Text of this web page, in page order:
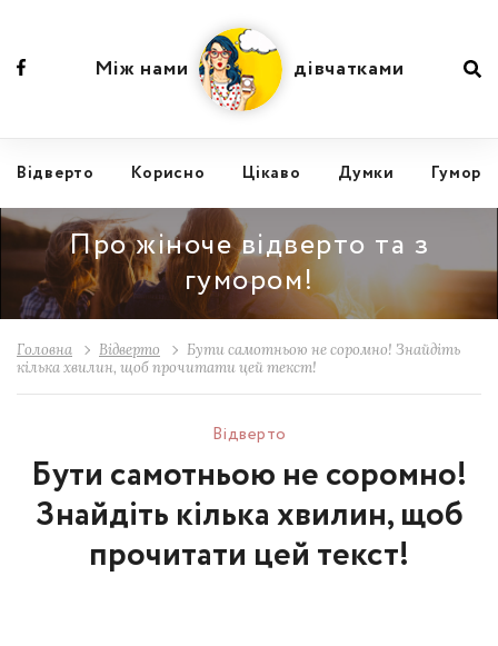
Відвертo Корисно Цікаво Думки Гумор
Між нами дівчатками
Про жіноче відверто та з
гумором!
Головна Відвертo
Бути самотньою не соромно! Знайдіть
кілька хвилин, щоб прочитати цей текст!
Відвертo
Бути самотньою не соромно!
Знайдіть кілька хвилин, щоб
прочитати цей текст!